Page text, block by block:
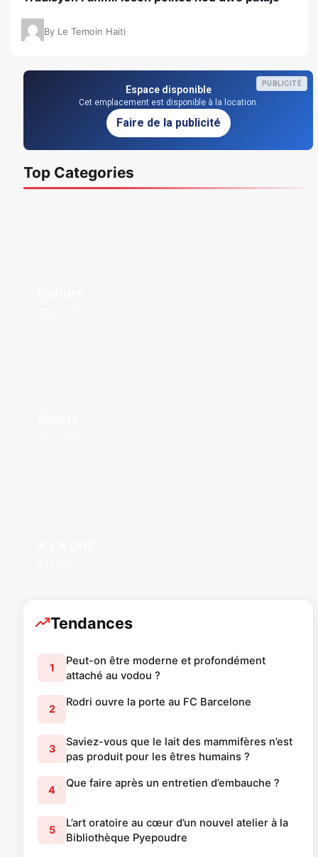
By Le Temoin Haiti
PUBLICITÉ
Espace disponible
Cet emplacement est disponible à la location.
Faire de la publicité
Top Categories
Tendances
1
Peut-on être moderne et profondément
attaché au vodou ?
2
Rodri ouvre la porte au FC Barcelone
3
Saviez-vous que le lait des mammifères n’est
pas produit pour les êtres humains ?
4
Que faire après un entretien d’embauche ?
5
L’art oratoire au cœur d’un nouvel atelier à la
Bibliothèque Pyepoudre